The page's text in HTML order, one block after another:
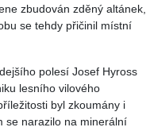
zbudován zděný altánek,
se tehdy přičinil místní
polesí Josef Hyross
lesního vilového
byl zkoumány i
se narazilo na minerální